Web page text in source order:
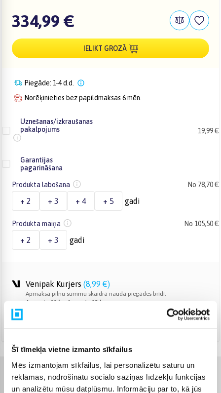
Šī tīmekļa vietne izmanto sīkfailus
Mēs izmantojam sīkfailus, lai personalizētu saturu un
reklāmas, nodrošinātu sociālo saziņas līdzekļu funkcijas
un analizētu mūsu datplūsmu. Informāciju par to, kā jūs
334,99 €
IELIKT GROZĀ
Piegāde: 1-4 d.d.
Norēķinieties bez papildmaksas 6 mēn.
Uznešanas/izkraušanas
pakalpojums
19,99 €
Garantijas
pagarināšana
Produkta labošana No 78,70 €
+ 2 + 3 + 4 + 5 gadi
Produkta maiņa No 105,50 €
+ 2 + 3 gadi
Venipak Kurjers (8,99 €)
Apmaksā pilnu summu skaidrā naudā piegādes brīdī.
Augusts 10d. - Augusts 13d.
Raksturlielumi